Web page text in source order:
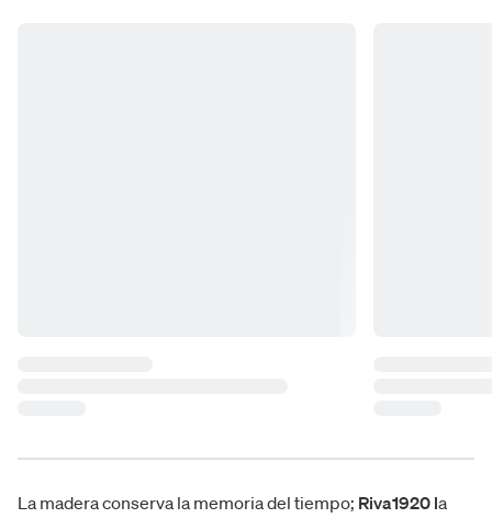
La madera conserva la memoria del tiempo; Riva1920 la